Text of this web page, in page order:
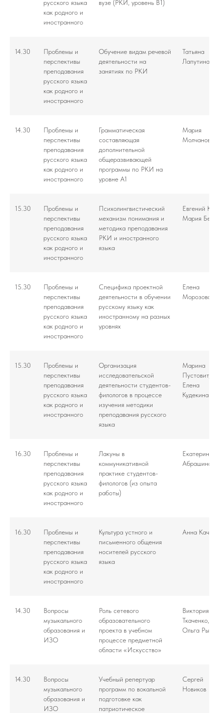
русского языка
как родного и
иностранного
вузе (РКИ, уровень В1)
14.30
Проблемы и
перспективы
преподавания
русского языка
как родного и
иностранного
Обучение видам речевой
деятельности на
занятиях по РКИ
Татьяна
Лапутина
14.30
Проблемы и
перспективы
преподавания
русского языка
как родного и
иностранного
Грамматическая
составляющая
дополнительной
общеразвивающей
программы по РКИ на
уровне А1
Мария
Молчанова
15.30
Проблемы и
перспективы
преподавания
русского языка
как родного и
иностранного
Психолингвистический
механизм понимания и
методика преподавания
РКИ и иностранного
языка
Евгений
Мария
15.30
Проблемы и
перспективы
преподавания
русского языка
как родного и
иностранного
Специфика проектной
деятельности в обучении
русскому языку как
иностранному на разных
уровнях
Елена
Морозова
15.30
Проблемы и
перспективы
преподавания
русского языка
как родного и
иностранного
Организация
исследовательской
деятельности студентов-
филологов в процессе
изучения методики
преподавания русского
языка
Марина
Пустовит,
Елена
Кудекина
16.30
Проблемы и
перспективы
преподавания
русского языка
как родного и
иностранного
Лакуны в
коммуникативной
практике студентов-
филологов (из опыта
работы)
Екатерина
Абрашина
16.30
Проблемы и
перспективы
преподавания
русского языка
как родного и
иностранного
Культура устного и
письменного общения
носителей русского
языка
Анна
14.30
Вопросы
музыкального
образования и
ИЗО
Роль сетевого
образовательного
проекта в учебном
процессе предметной
области «Искусство»
Виктория
Ткаченко,
Ольга
14.30
Вопросы
музыкального
образования и
ИЗО
Учебный репертуар
программ по вокальной
подготовке как
патриотическое
Сергей
Новиков